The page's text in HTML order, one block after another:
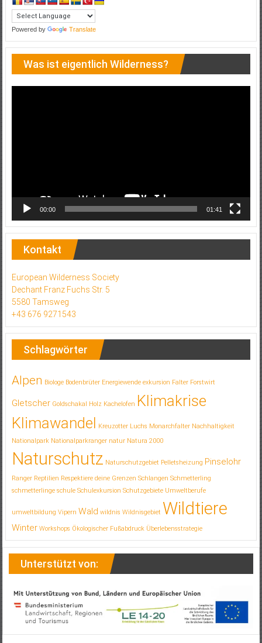
Powered by Translate
Was ist eigentlich Wilderness?
00:00 01:41
Kontakt
European Wilderness Society
Dechant Franz Fuchs Str. 5
5580 Tamsweg
+43 676 9271543
Schlagwörter
Alpen Biologe Bodenbrüter Energiewende exkursion Falter Forstwirt
Gletscher Goldschakal Holz Kachelofen Klimakrise
Klimawandel Kreuzotter Luchs Monarchfalter Nachhaltigkeit
Nationalpark Nationalparkranger natur Natura 2000
Naturschutz Naturschutzgebiet Pelletsheizung Pinselohr
Ranger Reptilien Respektiere deine Grenzen Schlangen Schmetterling
schmetterlinge schule Schulexkursion Schutzgebiete Umweltberufe
umweltbildung Vipern Wald wildnis Wildnisgebiet Wildtiere
Winter Workshops Ökologischer Fußabdruck Überlebensstrategie
Unterstützt von: